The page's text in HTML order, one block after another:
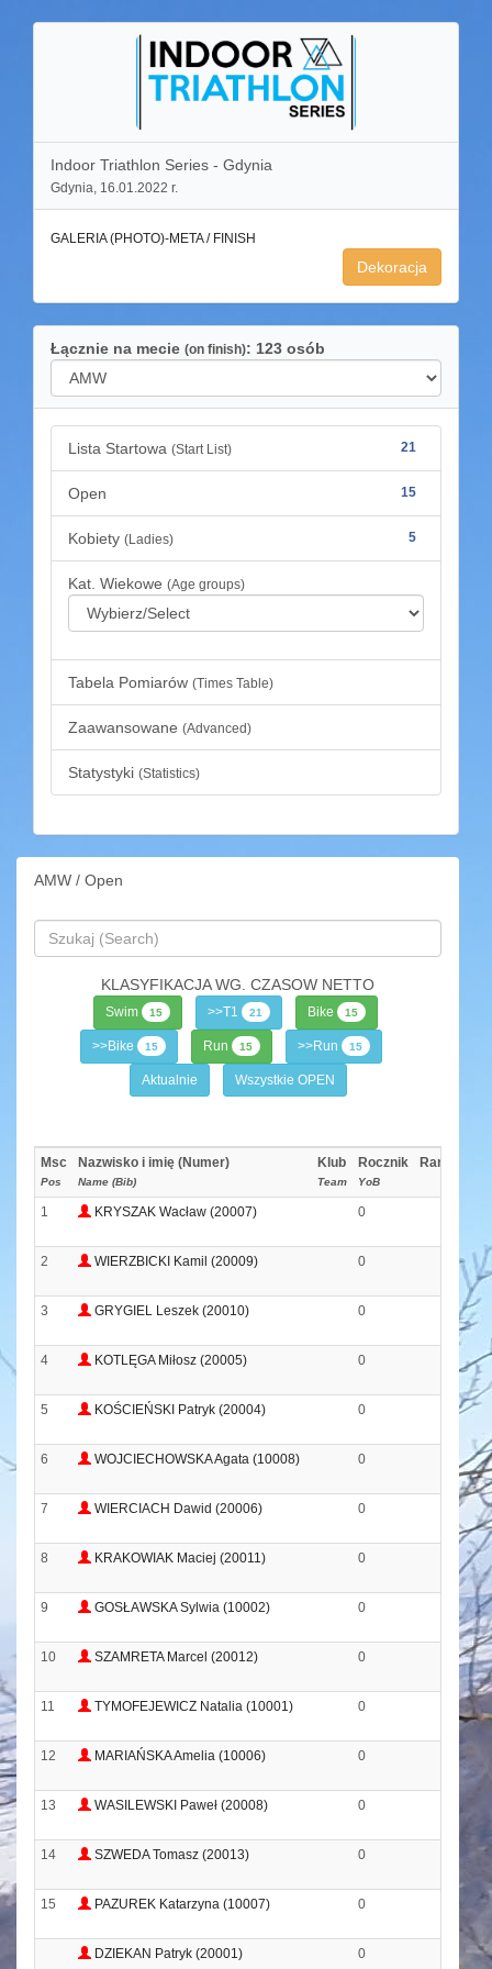
Indoor Triathlon Series - Gdynia
Gdynia, 16.01.2022 r.
GALERIA (PHOTO)-META / FINISH
Dekoracja
Łącznie na mecie (on finish): 123 osób
Lista Startowa (Start List) 21
Open 15
Kobiety (Ladies) 5
Kat. Wiekowe (Age groups)
Tabela Pomiarów (Times Table)
Zaawansowane (Advanced)
Statystyki (Statistics)
AMW / Open
KLASYFIKACJA WG. CZASOW NETTO
Swim 15 >>T1 21 Bike 15
>>Bike 15 Run 15 >>Run 15
Aktualnie Wszystkie OPEN
Msc
Pos
Nazwisko i imię (Numer)
Name (Bib)
Klub
Team
Rocznik
YoB
Ranking
1 KRYSZAK Wacław (20007) 0
2
WIERZBICKI Kamil (20009) 0
3
GRYGIEL Leszek (20010) 0
4
KOTLĘGA Miłosz (20005) 0
5
KOŚCIEŃSKI Patryk (20004) 0
6
WOJCIECHOWSKA Agata (10008) 0
1
7
WIERCIACH Dawid (20006) 0
6
8
KRAKOWIAK Maciej (20011) 0
9
9
GOSŁAWSKA Sylwia (10002) 0
4
10
SZAMRETA Marcel (20012) 0
2
11
TYMOFEJEWICZ Natalia (10001) 0
5
12
MARIAŃSKA Amelia (10006) 0
13
WASILEWSKI Paweł (20008) 0
14
SZWEDA Tomasz (20013) 0
15
PAZUREK Katarzyna (10007) 0
DZIEKAN Patryk (20001)
0